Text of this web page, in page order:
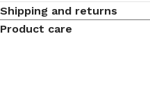
Shipping and returns
Product care